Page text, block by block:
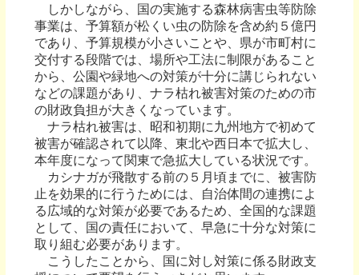
しかしながら、国の実施する森林病害虫等防除
事業は、予算額が松くい虫の防除を含め約５億円
であり、予算規模が小さいことや、県が市町村に
交付する段階では、場所や工法に制限があること
から、公園や緑地への対策が十分に講じられない
などの課題があり、ナラ枯れ被害対策のための市
の財政負担が大きくなっています。
ナラ枯れ被害は、昭和初期に九州地方で初めて
被害が確認されて以降、東北や西日本で拡大し、
本年度になって関東で急拡大している状況です。
カシナガが飛散する前の５月頃までに、被害防
止を効果的に行うためには、自治体間の連携によ
る広域的な対策が必要であるため、全国的な課題
として、国の責任において、早急に十分な対策に
取り組む必要があります。
こうしたことから、国に対し対策に係る財政支